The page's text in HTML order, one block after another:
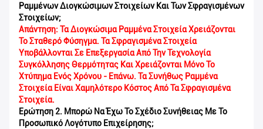
Ραμμένων Διογκώσιμων Στοιχείων Και Των Σφραγισμένων
Στοιχείων;
Απάντηση: Τα Διογκώσιμα Ραμμένα Στοιχεία Χρειάζονται
Το Σταθερό Φύσηγμα. Τα Σφραγισμένα Στοιχεία
Υποβάλλονται Σε Επεξεργασία Από Την Τεχνολογία
Συγκόλλησης Θερμότητας Και Χρειάζονται Μόνο Το
Χτύπημα Ενός Χρόνου - Επάνω. Τα Συνήθως Ραμμένα
Στοιχεία Είναι Χαμηλότερο Κόστος Από Τα Σφραγισμένα
Στοιχεία.
Ερώτηση 2. Μπορώ Να Έχω Το Σχέδιο Συνήθειας Με Το
Προσωπικό Λογότυπο Επιχείρησης;